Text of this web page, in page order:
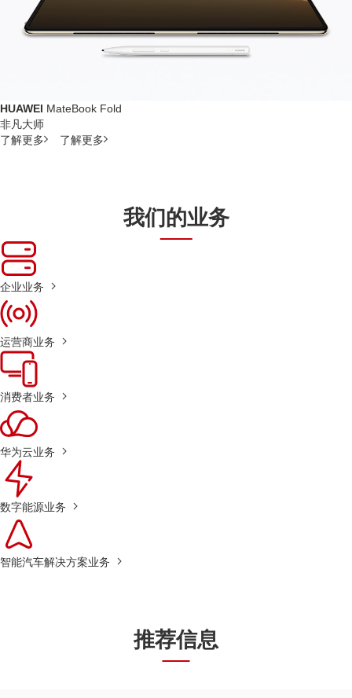
HUAWEI MateBook Fold
非凡大师
了解更多
了解更多
我们的业务
企业业务
运营商业务
消费者业务
华为云业务
数字能源业务
智能汽车解决方案业务
推荐信息